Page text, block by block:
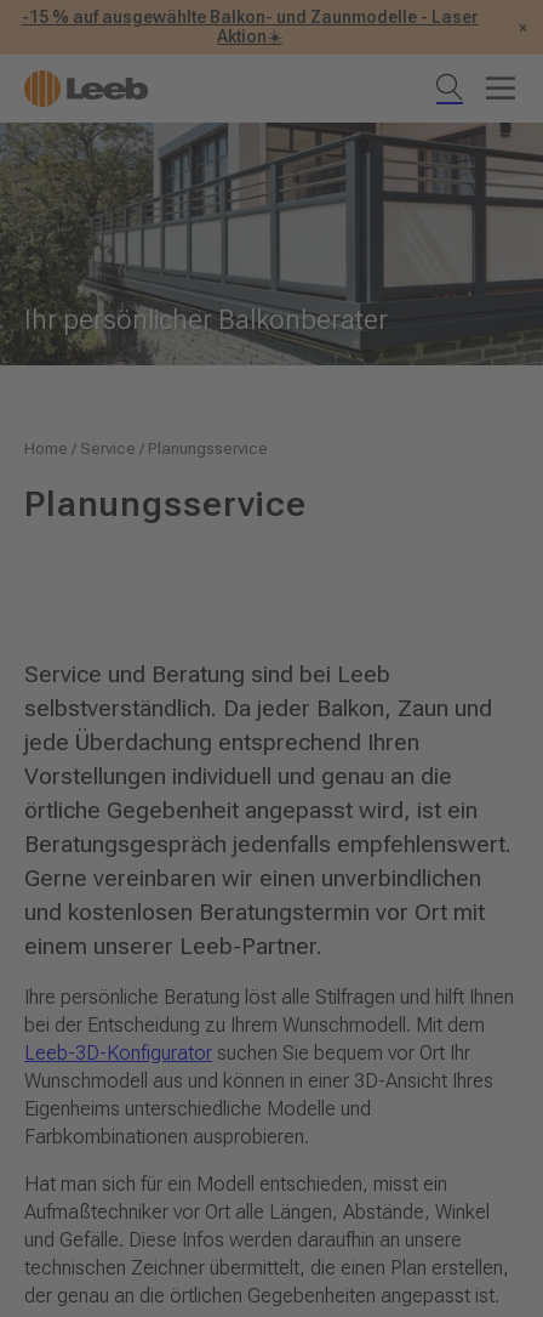
-15 % auf ausgewählte Balkon- und Zaunmodelle - Laser
Aktion☀️
×
Ihr persönlicher Balkonberater
Home / Service / Planungsservice
Planungsservice
Service und Beratung sind bei Leeb
selbstverständlich. Da jeder Balkon, Zaun und
jede Überdachung entsprechend Ihren
Vorstellungen individuell und genau an die
örtliche Gegebenheit angepasst wird, ist ein
Beratungsgespräch jedenfalls empfehlenswert.
Gerne vereinbaren wir einen unverbindlichen
und kostenlosen Beratungstermin vor Ort mit
einem unserer Leeb-Partner.
Ihre persönliche Beratung löst alle Stilfragen und hilft Ihnen
bei der Entscheidung zu Ihrem Wunschmodell. Mit dem
Leeb-3D-Konfigurator suchen Sie bequem vor Ort Ihr
Wunschmodell aus und können in einer 3D-Ansicht Ihres
Eigenheims unterschiedliche Modelle und
Farbkombinationen ausprobieren.
Hat man sich für ein Modell entschieden, misst ein
Aufmaßtechniker vor Ort alle Längen, Abstände, Winkel
und Gefälle. Diese Infos werden daraufhin an unsere
technischen Zeichner übermittelt, die einen Plan erstellen,
der genau an die örtlichen Gegebenheiten angepasst ist.